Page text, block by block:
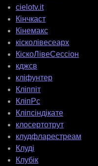
cielotv.it
Кінчкаст
Кінемакс
кісколівесеарх
КіскоЛівеСессіон
кджсв
кліфунтер
Кліппіт
КліпРс
Кліпсіндікате
клосертотрут
клудфларестреам
Клуді
Клубік